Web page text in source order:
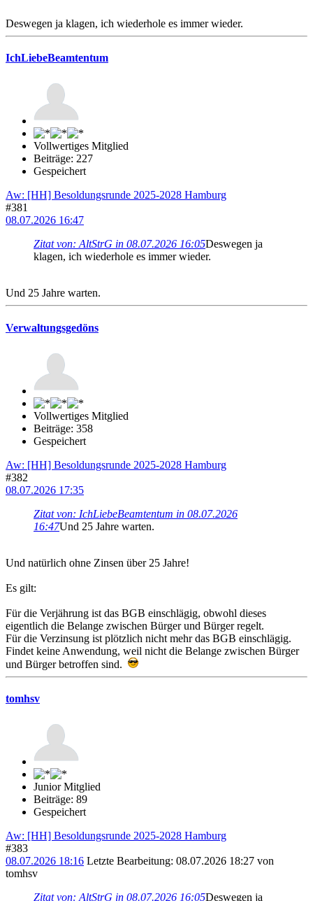
Deswegen ja klagen, ich wiederhole es immer wieder.
IchLiebeBeamtentum
Vollwertiges Mitglied
Beiträge: 227
Gespeichert
Aw: [HH] Besoldungsrunde 2025-2028 Hamburg
#381
08.07.2026 16:47
Zitat von: AltStrG in 08.07.2026 16:05Deswegen ja
klagen, ich wiederhole es immer wieder.
Und 25 Jahre warten.
Verwaltungsgedöns
Vollwertiges Mitglied
Beiträge: 358
Gespeichert
Aw: [HH] Besoldungsrunde 2025-2028 Hamburg
#382
08.07.2026 17:35
Zitat von: IchLiebeBeamtentum in 08.07.2026
16:47Und 25 Jahre warten.
Und natürlich ohne Zinsen über 25 Jahre!
Es gilt:
Für die Verjährung ist das BGB einschlägig, obwohl dieses
eigentlich die Belange zwischen Bürger und Bürger regelt.
Für die Verzinsung ist plötzlich nicht mehr das BGB einschlägig.
Findet keine Anwendung, weil nicht die Belange zwischen Bürger
und Bürger betroffen sind.
tomhsv
Junior Mitglied
Beiträge: 89
Gespeichert
Aw: [HH] Besoldungsrunde 2025-2028 Hamburg
#383
08.07.2026 18:16 Letzte Bearbeitung: 08.07.2026 18:27 von
tomhsv
Zitat von: AltStrG in 08.07.2026 16:05Deswegen ja